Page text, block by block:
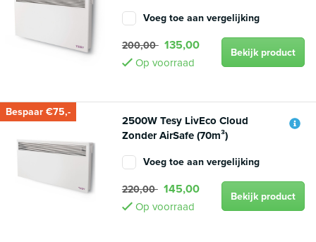
Voeg toe aan vergelijking
200,00 135,00
Op voorraad
Bekijk product
Bespaar €75,-
2500W Tesy LivEco Cloud
Zonder AirSafe (70m³)
Voeg toe aan vergelijking
220,00 145,00
Op voorraad
Bekijk product